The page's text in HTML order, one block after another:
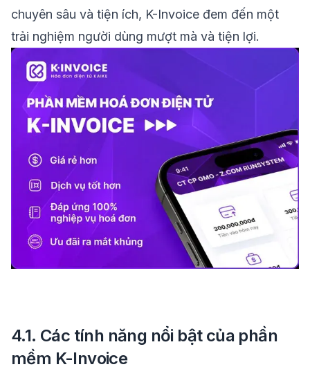
chuyên sâu và tiện ích, K-Invoice đem đến một
trải nghiệm người dùng mượt mà và tiện lợi.
4.1. Các tính năng nổi bật của phần
mềm K-Invoice